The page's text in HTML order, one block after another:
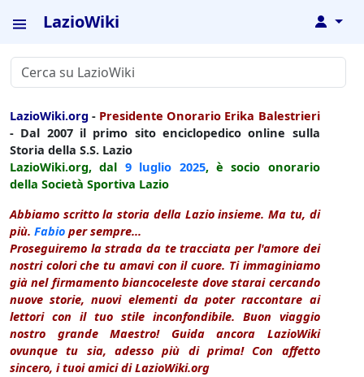
LazioWiki ↓
LazioWiki.org - Presidente Onorario Erika Balestrieri
- Dal 2007 il primo sito enciclopedico online sulla
Storia della S.S. Lazio
LazioWiki.org, dal 9 luglio 2025, è socio onorario
della Società Sportiva Lazio
Abbiamo scritto la storia della Lazio insieme. Ma tu, di
più. Fabio per sempre...
Proseguiremo la strada da te tracciata per l'amore dei
nostri colori che tu amavi con il cuore. Ti immaginiamo
già nel firmamento biancoceleste dove starai cercando
nuove storie, nuovi elementi da poter raccontare ai
lettori con il tuo stile inconfondibile. Buon viaggio
nostro grande Maestro! Guida ancora LazioWiki
ovunque tu sia, adesso più di prima! Con affetto
sincero, i tuoi amici di LazioWiki.org